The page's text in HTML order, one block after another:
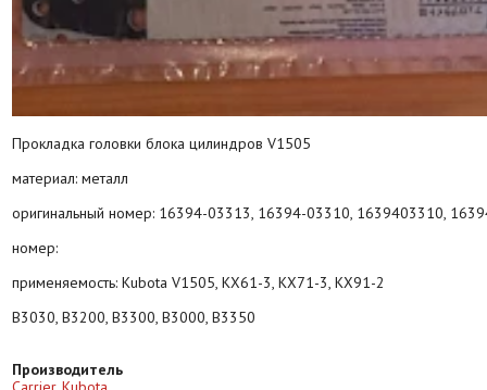
Прокладка головки блока цилиндров V1505
материал: металл
оригинальный номер: 16394-03313, 16394-03310, 1639403310,
номер:
применяемость: Kubota V1505, KX61-3, KX71-3, KX91-2
B3030, B3200, B3300, B3000, B3350
Производитель